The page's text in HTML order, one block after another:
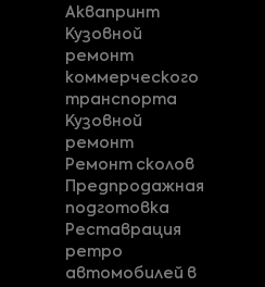
Аквапринт
Кузовной
ремонт
коммерческого
транспорта
Кузовной
ремонт
Ремонт сколов
Предпродажная
подготовка
Реставрация
ретро
автомобилей в